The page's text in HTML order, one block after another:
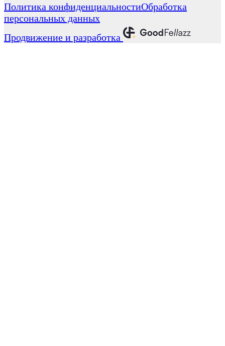
Политика конфиденциальностиОбработка
персональных данных
Продвижение и разработка